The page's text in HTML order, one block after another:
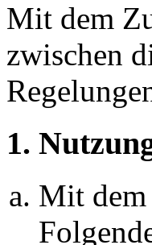
Mit dem
zwischen
1.
Mit